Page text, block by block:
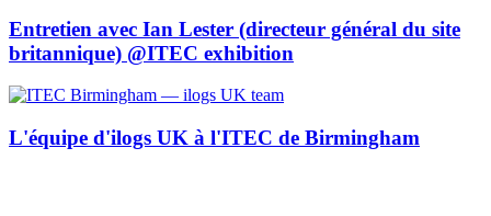
Entretien avec Ian Lester (directeur général du site
britannique) @ITEC exhibition
L'équipe d'ilogs UK à l'ITEC de Birmingham